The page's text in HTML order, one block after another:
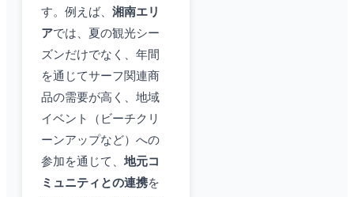
す。例えば、 湘南エリ
アでは、夏の観光シー
ズンだけでなく、年間
を通じてサーフ関連商
品の需要が高く、地域
イベント（ビーチクリ
ーンアップなど）への
参加を通じて、 地元コ
ミュニティとの連携を